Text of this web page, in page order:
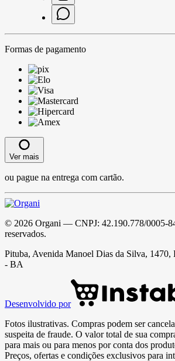
Formas de pagamento
Ver mais
ou pague na entrega com cartão.
© 2026 Organi — CNPJ: 42.190.778/0005-
reservados.
Pituba, Avenida Manoel Dias da Silva, 1470,
- BA
Desenvolvido por
Fotos ilustrativas. Compras podem ser
suspeita de fraude. O valor total de sua
para mais ou para menos por conta dos
Preços, ofertas e condições exclusivos para